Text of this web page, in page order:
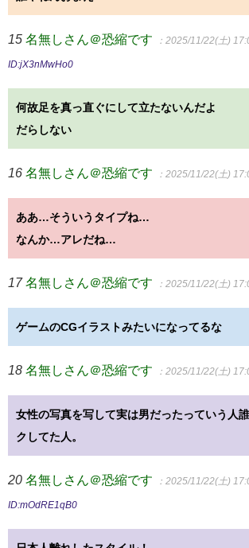
15 名無しさん＠恐縮です ：2025/11/22(土)
ID:jX3nMwHo0
何故足を真っ直ぐにして立たないんだよ
だらしない
16 名無しさん＠恐縮です ：2025/11/22(土)
ああ…そういうタイプね…
なんか…アレだね…
17 名無しさん＠恐縮です ：2025/11/22(土)
ゲームのCGイラストみたいになってるな
18 名無しさん＠恐縮です ：2025/11/22(土)
女性の写真を写して実は男だったっていう人
クしてた人。
20 名無しさん＠恐縮です ：2025/11/22(土)
ID:mOdRE1qB0